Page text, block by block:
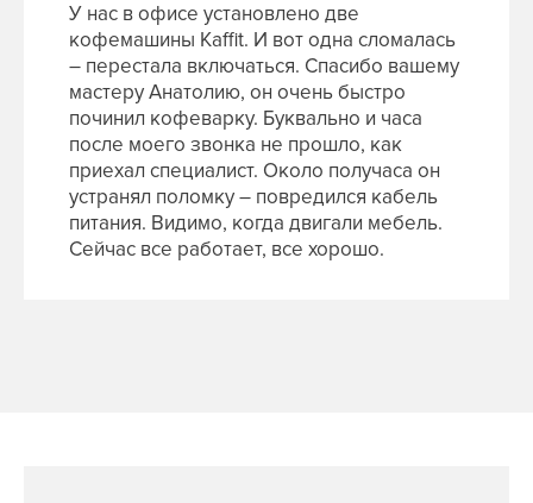
У нас в офисе установлено две
кофемашины Kaffit. И вот одна сломалась
– перестала включаться. Спасибо вашему
мастеру Анатолию, он очень быстро
починил кофеварку. Буквально и часа
после моего звонка не прошло, как
приехал специалист. Около получаса он
устранял поломку – повредился кабель
питания. Видимо, когда двигали мебель.
Сейчас все работает, все хорошо.